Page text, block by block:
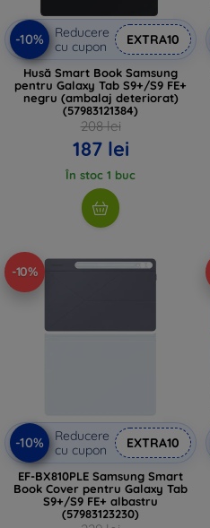
-10%
Reducere
cu cupon
EXTRA10
Husă Smart Book Samsung
pentru Galaxy Tab S9+/S9 FE+
negru (ambalaj deteriorat)
(57983121384)
208 lei
187 lei
În stoc 1 buc
-10%
-10%
Reducere
cu cupon
EXTRA10
EF-BX810PLE Samsung Smart
Book Cover pentru Galaxy Tab
S9+/S9 FE+ albastru
(57983123230)